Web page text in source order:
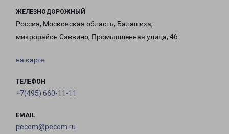
ЖЕЛЕЗНОДОРОЖНЫЙ
Россия, Московская область, Балашиха,
микрорайон Саввино, Промышленная улица, 46
на карте
ТЕЛЕФОН
+7(495) 660-11-11
EMAIL
pecom@pecom.ru